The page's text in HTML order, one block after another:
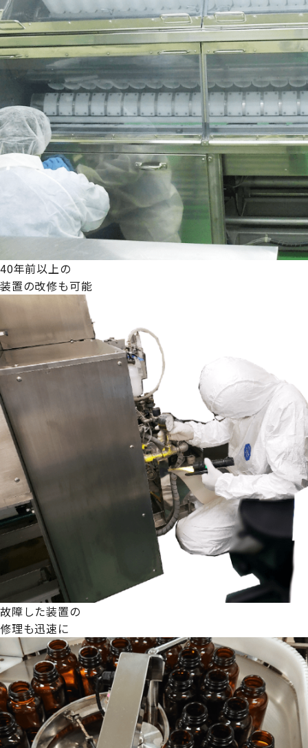
40年前以上の
装置の改修も可能
故障した装置の
修理も迅速に